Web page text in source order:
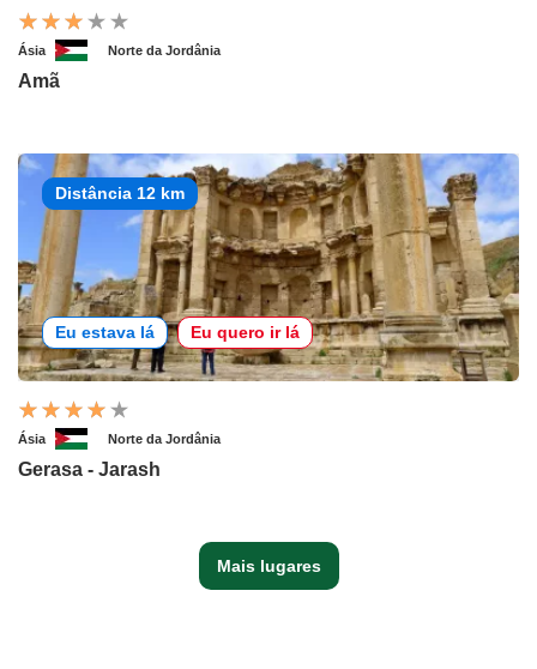
Ásia Norte da Jordânia
Amã
Distância 12 km
Eu estava lá Eu quero ir lá
Ásia Norte da Jordânia
Gerasa - Jarash
Mais lugares